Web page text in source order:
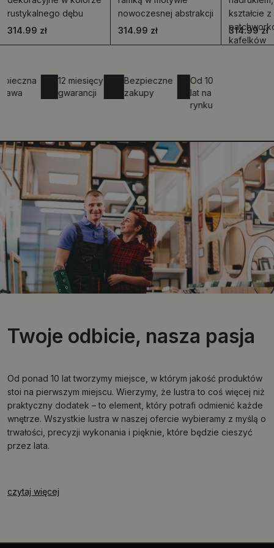
rustykalnego dębu
314.99 zł
nowoczesnej abstrakcji
314.99 zł
kształcie
kafelków
314.99 zł
12 miesięcy
gwarancji
Bezpieczne
zakupy
Od 10
lat na
rynku
Twoje odbicie, nasza pasja
Od ponad 10 lat tworzymy miejsce, w którym jakość produktów
stoi na pierwszym miejscu. Wierzymy, że lustra to coś więcej niż
praktyczny dodatek – to element, który potrafi odmienić każde
wnętrze. Wszystkie lustra w naszej ofercie wybieramy z myślą o
trwałości, precyzji wykonania i pięknie, które będzie cieszyć
przez lata.
czytaj więcej